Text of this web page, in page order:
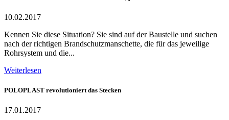
10.02.2017
Kennen Sie diese Situation? Sie sind auf der Baustelle und suchen
nach der richtigen Brandschutzmanschette, die für das jeweilige
Rohrsystem und die...
Weiterlesen
POLOPLAST revolutioniert das Stecken
17.01.2017